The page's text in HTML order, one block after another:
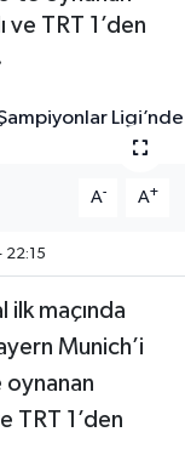
TRT 1’den
A- A+
22:15
ilk maçında
Munich’i
oynanan
TRT 1’den